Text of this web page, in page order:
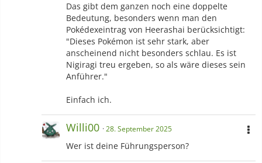
Das gibt dem ganzen noch eine doppelte
Bedeutung, besonders wenn man den
Pokédexeintrag von Heerashai berücksichtigt:
"Dieses Pokémon ist sehr stark, aber
anscheinend nicht besonders schlau. Es ist
Nigiragi treu ergeben, so als wäre dieses sein
Anführer."
Einfach ich.
Willi00 28. September 2025
Wer ist deine Führungsperson?